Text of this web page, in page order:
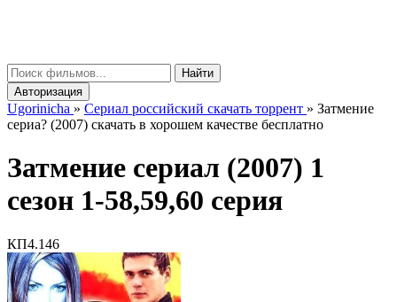
Найти
Авторизация
Ugorinicha » Сериал российский скачать торрент » Затмение
сериа? (2007) скачать в хорошем качестве бесплатно
Затмение сериал (2007) 1
сезон 1-58,59,60 серия
КП4.146